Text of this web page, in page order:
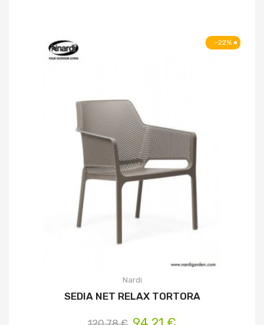
-22%
Nardi
SEDIA NET RELAX TORTORA